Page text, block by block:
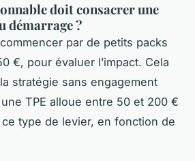
doit consacrer une
démarrage ?
par de petits packs
€, pour évaluer l’impact. Cela
stratégie sans engagement
TPE alloue entre 50 et 200 €
type de levier, en fonction de